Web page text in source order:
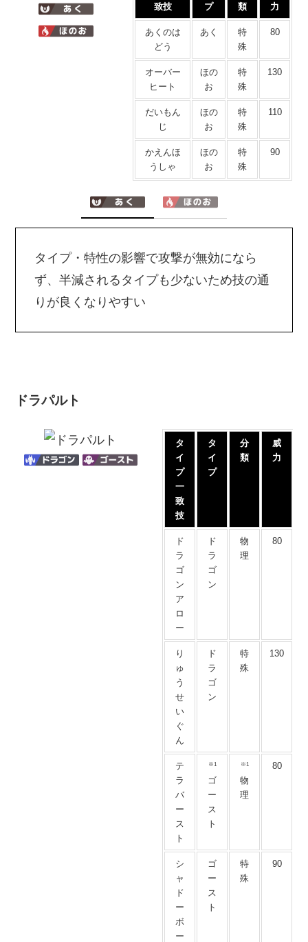
致技
プ
類
力
あくのは
どう
あく
特
殊
80
オーバー
ヒート
ほの
お
特
殊
130
だいもん
じ
ほの
お
特
殊
110
かえんほ
うしゃ
ほの
お
特
殊
90
タイプ・特性の影響で攻撃が無効になら
ず、半減されるタイプも少ないため技の通
りが良くなりやすい
ドラパルト
タ
イ
プ
一
致
技
タ
イ
プ
分
類
威
力
ド
ラ
ゴ
ン
ア
ロ
ー
ド
ラ
ゴ
ン
物
理
80
り
ゅ
う
せ
い
ぐ
ん
ド
ラ
ゴ
ン
特
殊
130
テ
ラ
バ
ー
ス
ト
※1
ゴ
ー
ス
ト
※1
物
理
80
シ
ャ
ド
ー
ボ
ー
ゴ
ー
ス
ト
特
殊
90